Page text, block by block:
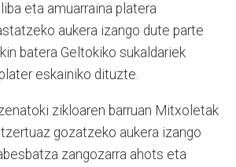
eta amuarraina platera
aukera izango dute parte
batera Geltokiko sukaldariek
eskainiko dituzte.
zikloaren barruan Mitxoletak
gozatzeko aukera izango
zangozarra ahots eta